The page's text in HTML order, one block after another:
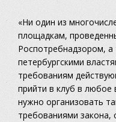
«Ни один из
площадкам,
Роспотребнадзором,
петербургскими
требованиям
прийти в клуб в любое
нужно организовать
требованиями закона,